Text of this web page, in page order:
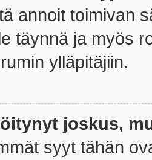
annoit toimivan
täynnä ja myös
ylläpitäjiin.
joskus,
syyt tähän